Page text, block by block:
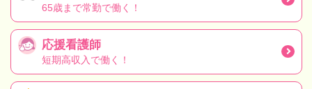
65歳まで常勤で働く！
応援看護師
短期高収入で働く！